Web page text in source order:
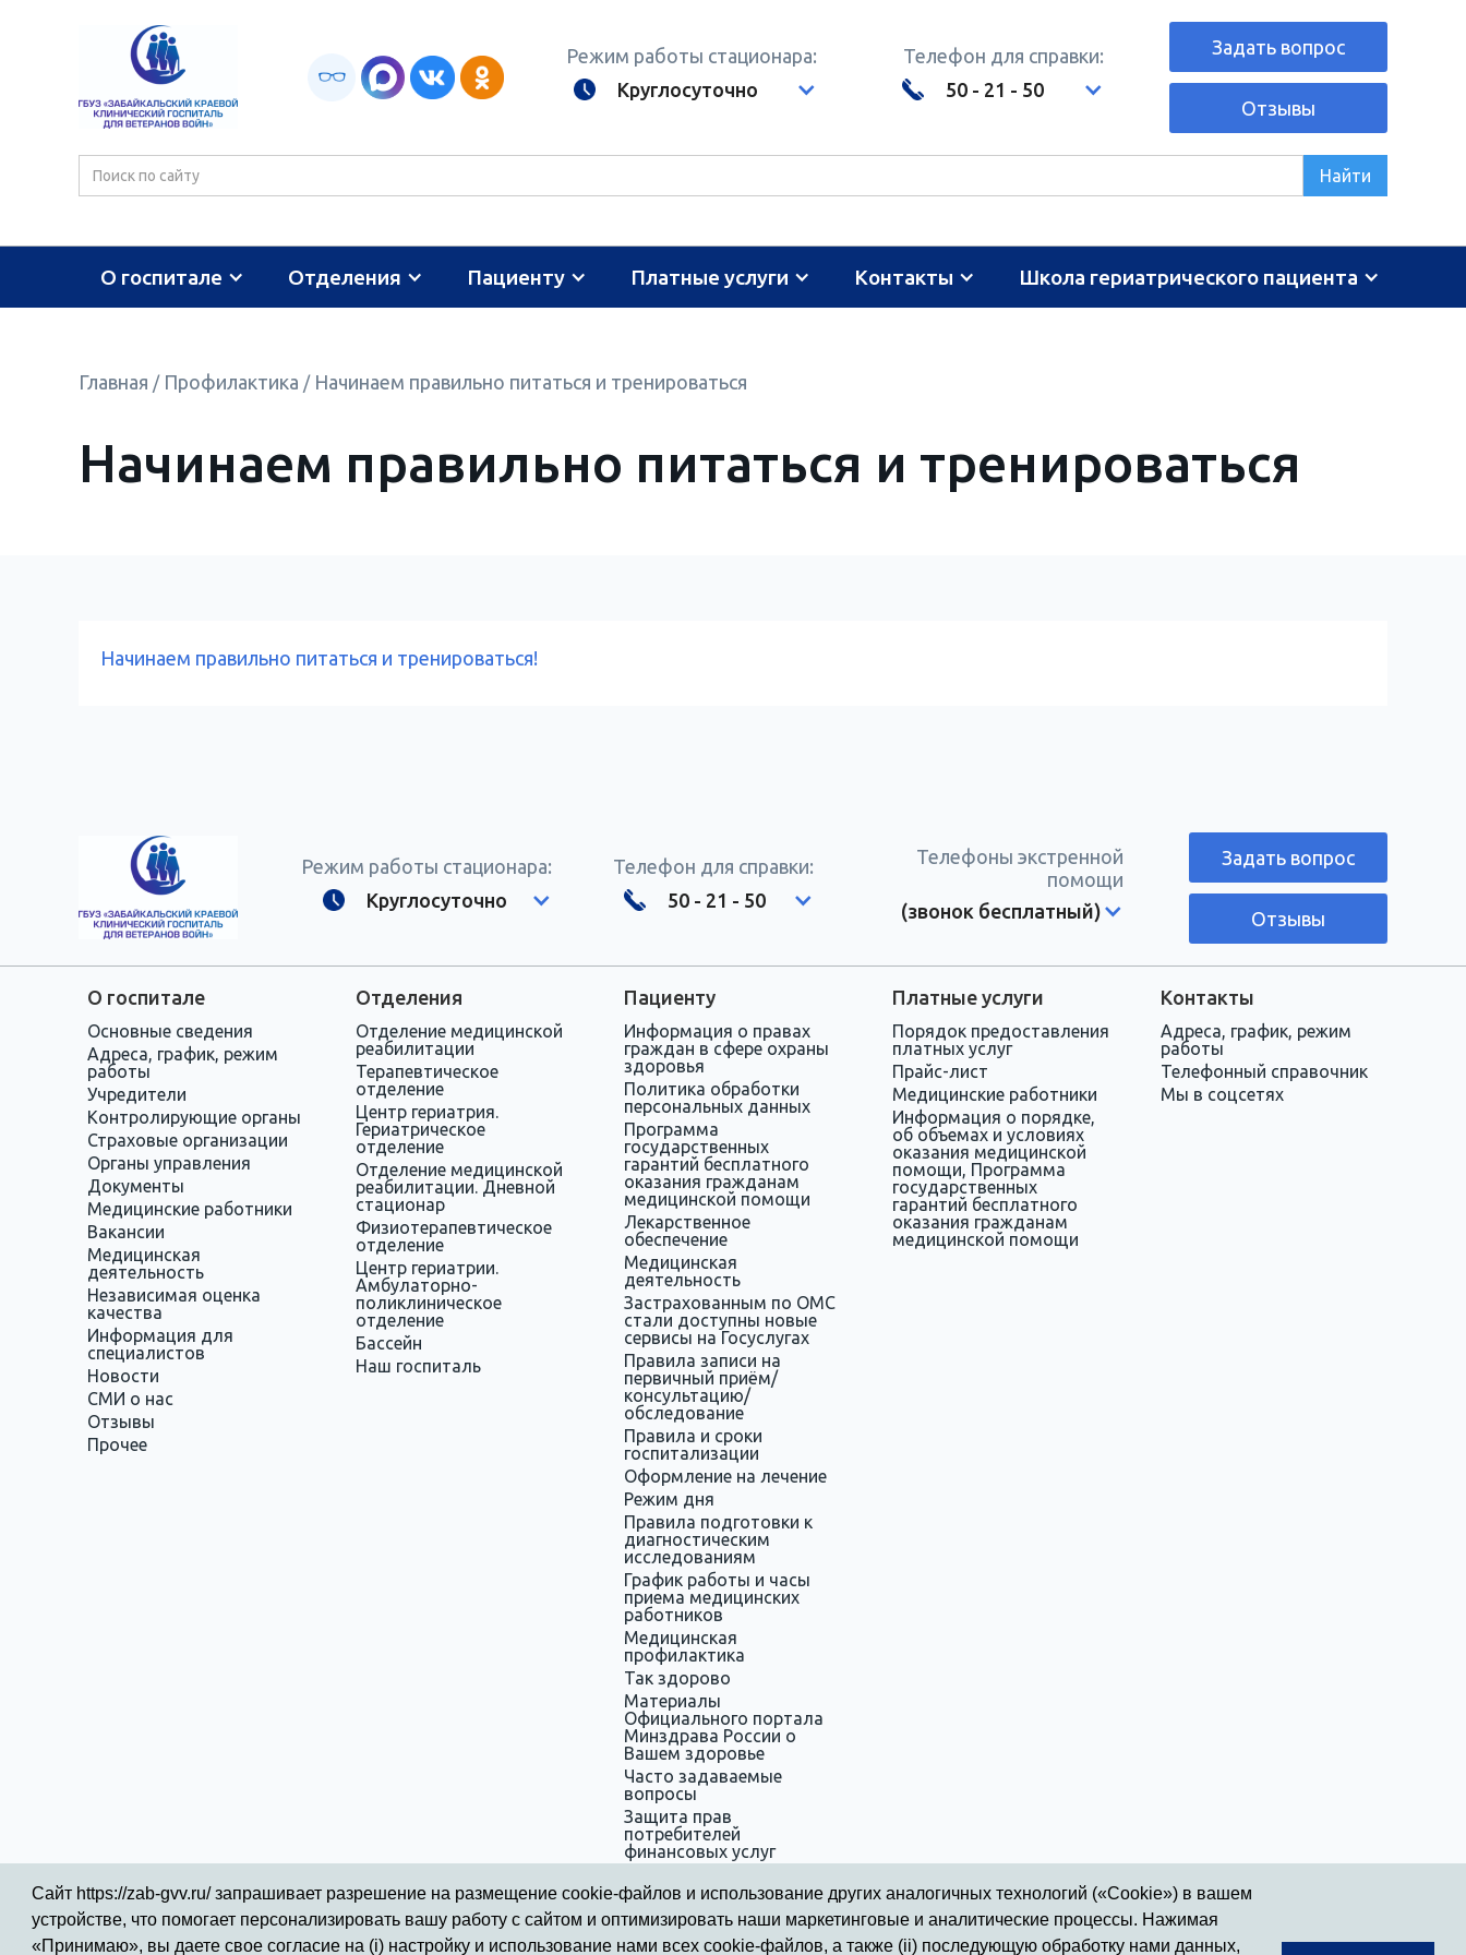
Сайт https://zab-gvv.ru/ запрашивает разрешение на размещение cookie-файлов и использование других аналогичных технологий («Cookie») в вашем
устройстве, что помогает персонализировать вашу работу с сайтом и оптимизировать наши маркетинговые и аналитические процессы. Нажимая
«Принимаю», вы даете свое согласие на (i) настройку и использование нами всех cookie-файлов, а также (ii) последующую обработку нами данных,
Режим работы стационара:
Круглосуточно
Телефон для справки:
50 - 21 - 50
Задать вопрос
Отзывы
О госпитале Отделения Пациенту Платные услуги Контакты Школа гериатрического пациента
Главная / Профилактика / Начинаем правильно питаться и тренироваться
Начинаем правильно питаться и тренироваться
Начинаем правильно питаться и тренироваться!
Режим работы стационара:
Круглосуточно
Телефон для справки:
50 - 21 - 50
Телефоны экстренной
помощи
(звонок бесплатный)
Задать вопрос
Отзывы
О госпитале
Основные сведения
Адреса, график, режим
работы
Учредители
Контролирующие органы
Страховые организации
Органы управления
Документы
Медицинские работники
Вакансии
Медицинская
деятельность
Независимая оценка
качества
Информация для
специалистов
Новости
СМИ о нас
Отзывы
Прочее
Отделения
Отделение медицинской
реабилитации
Терапевтическое
отделение
Центр гериатрия.
Гериатрическое
отделение
Отделение медицинской
реабилитации. Дневной
стационар
Физиотерапевтическое
отделение
Центр гериатрии.
Амбулаторно-
поликлиническое
отделение
Бассейн
Наш госпиталь
Пациенту
Информация о правах
граждан в сфере охраны
здоровья
Политика обработки
персональных данных
Программа
государственных
гарантий бесплатного
оказания гражданам
медицинской помощи
Лекарственное
обеспечение
Медицинская
деятельность
Застрахованным по ОМС
стали доступны новые
сервисы на Госуслугах
Правила записи на
первичный приём/
консультацию/
обследование
Правила и сроки
госпитализации
Оформление на лечение
Режим дня
Правила подготовки к
диагностическим
исследованиям
График работы и часы
приема медицинских
работников
Медицинская
профилактика
Так здорово
Материалы
Официального портала
Минздрава России о
Вашем здоровье
Часто задаваемые
вопросы
Защита прав
потребителей
финансовых услуг
участников СВО
Платные услуги
Порядок предоставления
платных услуг
Прайс-лист
Медицинские работники
Информация о порядке,
об объемах и условиях
оказания медицинской
помощи, Программа
государственных
гарантий бесплатного
оказания гражданам
медицинской помощи
Контакты
Адреса, график, режим
работы
Телефонный справочник
Мы в соцсетях